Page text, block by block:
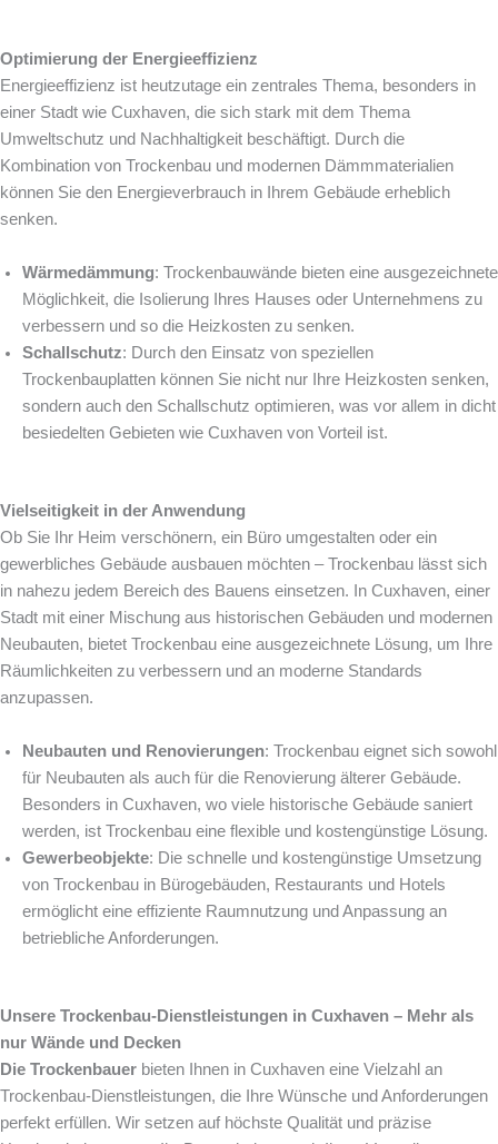
Optimierung der Energieeffizienz
Energieeffizienz ist heutzutage ein zentrales Thema, besonders in
einer Stadt wie Cuxhaven, die sich stark mit dem Thema
Umweltschutz und Nachhaltigkeit beschäftigt. Durch die
Kombination von Trockenbau und modernen Dämmmaterialien
können Sie den Energieverbrauch in Ihrem Gebäude erheblich
senken.
Wärmedämmung: Trockenbauwände bieten eine ausgezeichnete
Möglichkeit, die Isolierung Ihres Hauses oder Unternehmens zu
verbessern und so die Heizkosten zu senken.
Schallschutz: Durch den Einsatz von speziellen
Trockenbauplatten können Sie nicht nur Ihre Heizkosten senken,
sondern auch den Schallschutz optimieren, was vor allem in dicht
besiedelten Gebieten wie Cuxhaven von Vorteil ist.
Vielseitigkeit in der Anwendung
Ob Sie Ihr Heim verschönern, ein Büro umgestalten oder ein
gewerbliches Gebäude ausbauen möchten – Trockenbau lässt sich
in nahezu jedem Bereich des Bauens einsetzen. In Cuxhaven, einer
Stadt mit einer Mischung aus historischen Gebäuden und modernen
Neubauten, bietet Trockenbau eine ausgezeichnete Lösung, um Ihre
Räumlichkeiten zu verbessern und an moderne Standards
anzupassen.
Neubauten und Renovierungen: Trockenbau eignet sich sowohl
für Neubauten als auch für die Renovierung älterer Gebäude.
Besonders in Cuxhaven, wo viele historische Gebäude saniert
werden, ist Trockenbau eine flexible und kostengünstige Lösung.
Gewerbeobjekte: Die schnelle und kostengünstige Umsetzung
von Trockenbau in Bürogebäuden, Restaurants und Hotels
ermöglicht eine effiziente Raumnutzung und Anpassung an
betriebliche Anforderungen.
Unsere Trockenbau-Dienstleistungen in Cuxhaven – Mehr als
nur Wände und Decken
Die Trockenbauer bieten Ihnen in Cuxhaven eine Vielzahl an
Trockenbau-Dienstleistungen, die Ihre Wünsche und Anforderungen
perfekt erfüllen. Wir setzen auf höchste Qualität und präzise